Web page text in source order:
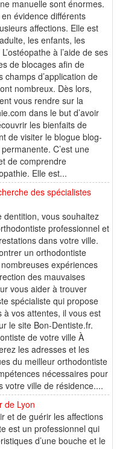
manuelle sont énormes.
évidence différents
affections. Elle est
les enfants, les
à l’aide de ses
de blocages afin de
d’application de
nombreux. Dès lors,
vous rendre sur la
dans le but d’avoir
les bienfaits de
de visiter le blogue blog-
C’est une
de comprendre
Elle est...
des spécialistes
dentition, vous souhaitez
professionnel et
dans votre ville.
un orthodontiste
expériences
des mauvaises
vous aider à trouver
spécialiste qui propose
vos attentes, il vous est
le site Bon-Dentiste.fr.
de votre ville À
les adresses et les
du meilleur orthodontiste
nécessaires pour
votre ville de résidence....
de Lyon
et de guérir les affections
est un professionnel qui
d’une bouche et le